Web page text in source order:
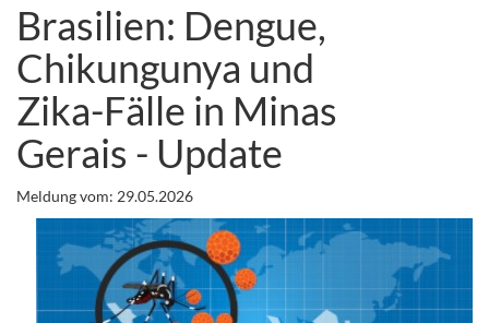
Brasilien: Dengue,
Chikungunya und
Zika-Fälle in Minas
Gerais - Update
Meldung vom: 29.05.2026